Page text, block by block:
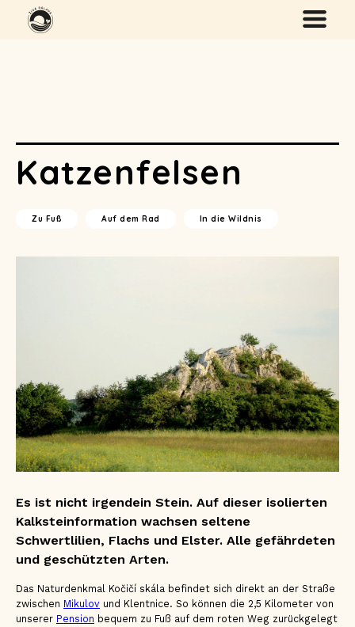
Katzenfelsen
Zu Fuß Auf dem Rad In die Wildnis
Es ist nicht irgendein Stein. Auf dieser isolierten
Kalksteinformation wachsen seltene
Schwertlilien, Flachs und Elster. Alle gefährdeten
und geschützten Arten.
Das Naturdenkmal Kočičí skála befindet sich direkt an der Straße
zwischen Mikulov und Klentnice. So können die 2,5 Kilometer von
unserer Pension bequem zu Fuß auf dem roten Weg zurückgelegt